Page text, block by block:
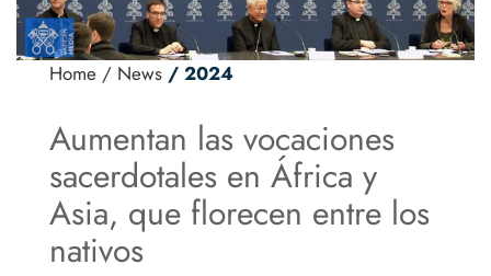
Home / News / 2024
Aumentan las vocaciones
sacerdotales en África y
Asia, que florecen entre los
nativos